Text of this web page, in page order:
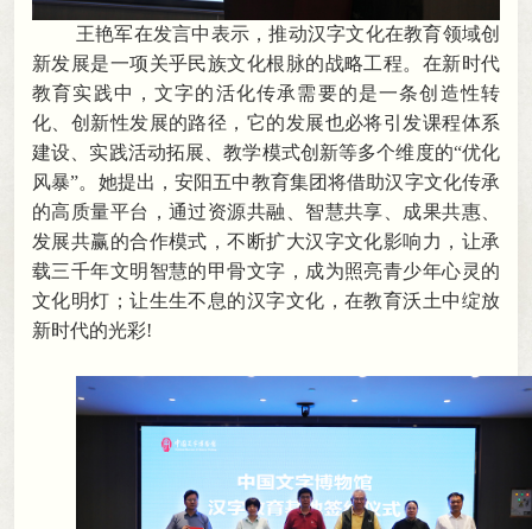
王艳军在发言中表示 ，推动汉字文化在教育领域创
新发展是一项关乎民族文化根脉的战略工程。在新时代
教育实践中 ，文字的活化传承需要的是一条创造性转
化、创新性发展的路径，它的发展也必将引发课程体系
建设、实践活动拓展、教学模式创新等多个维度的“优化
风暴”。 她提出，安阳五中教育集团将借助汉字文化传承
的高质量平台 ，通过资源共融、智慧共享、成果共惠、
发展共赢的合作模式，不断扩大汉字文化影响力 ， 让承
载三千年文明智慧的甲骨文字，成为照亮青少年心灵的
文化明灯 ； 让生生不息的汉字文化，在教育沃土中绽放
新时代的光彩!